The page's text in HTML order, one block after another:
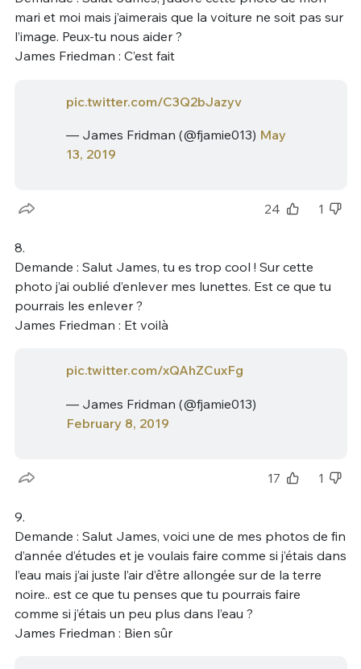
mari et moi mais j’aimerais que la voiture ne soit pas sur
l’image. Peux-tu nous aider ?
James Friedman : C’est fait
pic.twitter.com/C3Q2bJazyv
— James Fridman (@fjamie013) May
13, 2019
24 1
8.
Demande : Salut James, tu es trop cool ! Sur cette
photo j’ai oublié d’enlever mes lunettes. Est ce que tu
pourrais les enlever ?
James Friedman : Et voilà
pic.twitter.com/xQAhZCuxFg
— James Fridman (@fjamie013)
February 8, 2019
17 1
9.
Demande : Salut James, voici une de mes photos de fin
d’année d’études et je voulais faire comme si j’étais dans
l’eau mais j’ai juste l’air d’être allongée sur de la terre
noire.. est ce que tu penses que tu pourrais faire
comme si j’étais un peu plus dans l’eau ?
James Friedman : Bien sûr